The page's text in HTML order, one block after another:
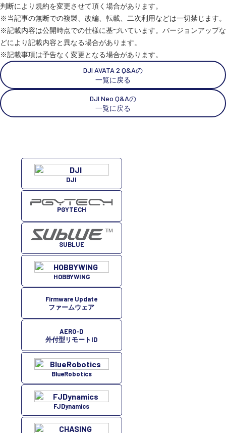
SEKIDO 会社概要
判断により規約を変更させて頂く場合があります。
※当記事の無断での複製、改編、転載、二次利用などは一切禁じます。
※記載内容は公開時点での仕様に基づいています。バージョンアップな
どにより記載内容と異なる場合があります。
※記載事項は予告なく変更となる場合があります。
DJI AVATA 2 Q&Aの
一覧に戻る
DJI Neo Q&Aの
一覧に戻る
DJI
PGYTECH
SUBLUE
HOBBYWING
Firmware Update
ファームウェア
AERO-D
外付型リモートID
BlueRobotics
FJDynamics